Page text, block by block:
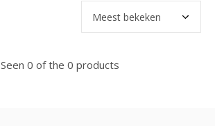
Seen 0 of the 0 products